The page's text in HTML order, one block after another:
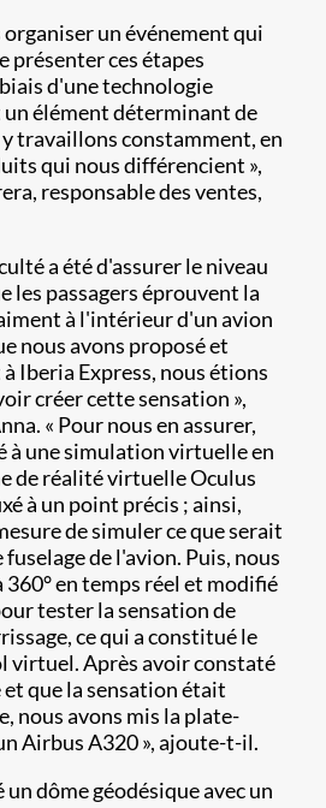
un événement qui
présenter ces étapes
d'une technologie
un élément déterminant de
travaillons constamment, en
qui nous différencient »,
responsable des ventes,
a été d'assurer le niveau
les passagers éprouvent la
à l'intérieur d'un avion
nous avons proposé et
Iberia Express, nous étions
créer cette sensation »,
« Pour nous en assurer,
à une simulation virtuelle en
de réalité virtuelle Oculus
à un point précis ; ainsi,
de simuler ce que serait
de l'avion. Puis, nous
360° en temps réel et modifié
tester la sensation de
ce qui a constitué le
virtuel. Après avoir constaté
que la sensation était
nous avons mis la plate-
Airbus A320 », ajoute-t-il.
dôme géodésique avec un